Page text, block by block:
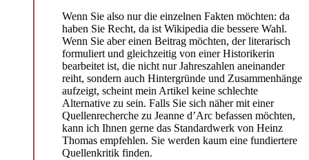
Wenn Sie also nur die einzelnen Fakten möchten: da
haben Sie Recht, da ist Wikipedia die bessere Wahl.
Wenn Sie aber einen Beitrag möchten, der literarisch
formuliert und gleichzeitig von einer Historikerin
bearbeitet ist, die nicht nur Jahreszahlen aneinander
reiht, sondern auch Hintergründe und Zusammenhänge
aufzeigt, scheint mein Artikel keine schlechte
Alternative zu sein. Falls Sie sich näher mit einer
Quellenrecherche zu Jeanne d’Arc befassen möchten,
kann ich Ihnen gerne das Standardwerk von Heinz
Thomas empfehlen. Sie werden kaum eine fundiertere
Quellenkritik finden.